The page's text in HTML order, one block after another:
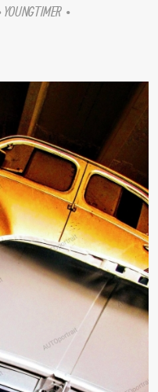
•